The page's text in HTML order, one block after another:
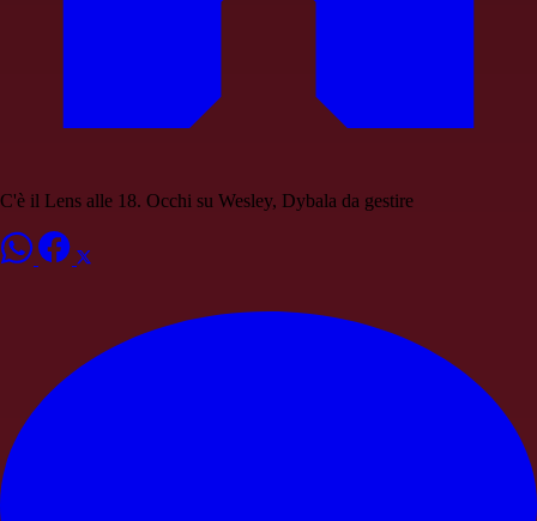
C'è il Lens alle 18. Occhi su Wesley, Dybala da gestire